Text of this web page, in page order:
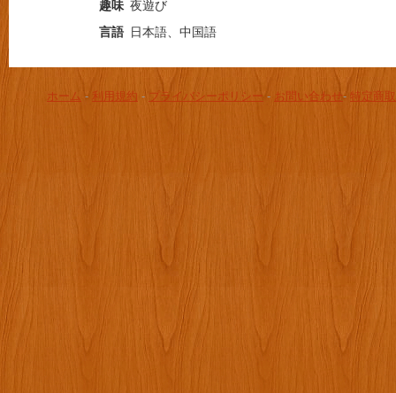
趣味 夜遊び
言語 日本語、中国語
ホーム - 利用規約 - プライバシーポリシー - お問い合わせ- 特定商